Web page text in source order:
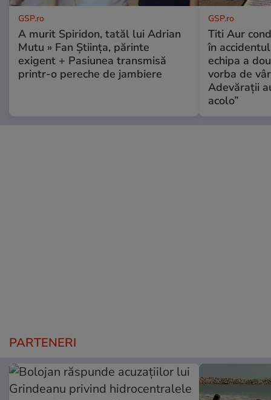
GSP.ro
A murit Spiridon, tatăl lui Adrian
Mutu » Fan Știința, părinte
exigent + Pasiunea transmisă
printr-o pereche de jambiere
GSP.ro
Titi Aur
în
echipa a
vorba de
Adevărații
acolo”
PARTENERI